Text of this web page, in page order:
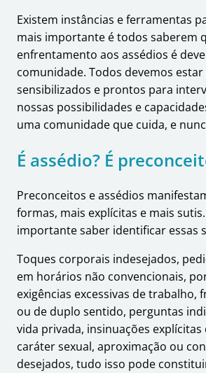
Existem instâncias e ferramentas
mais importante é todos saberem
enfrentamento aos assédios é
comunidade. Todos devemos
sensibilizados e prontos para
nossas possibilidades e
uma comunidade que cuida, e
É assédio? É
Preconceitos e assédios
formas, mais explícitas e mais
importante saber identificar essas
Toques corporais indesejados,
em horários não convencionais,
exigências excessivas de trabalho,
ou de duplo sentido, perguntas
vida privada, insinuações explícitas
caráter sexual, aproximação ou
desejados, tudo isso pode